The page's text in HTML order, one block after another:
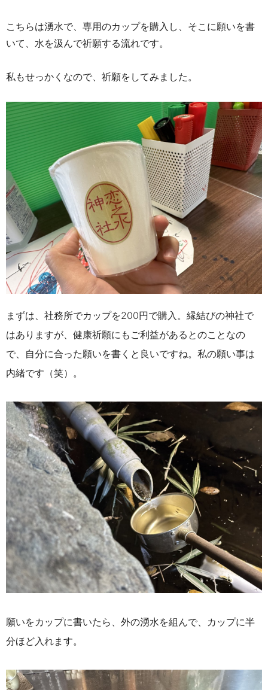
こちらは湧水で、専用のカップを購入し、そこに願いを書
いて、水を汲んで祈願する流れです。
私もせっかくなので、祈願をしてみました。
まずは、社務所でカップを200円で購入。縁結びの神社で
はありますが、健康祈願にもご利益があるとのことなの
で、自分に合った願いを書くと良いですね。私の願い事は
内緒です（笑）。
願いをカップに書いたら、外の湧水を組んで、カップに半
分ほど入れます。